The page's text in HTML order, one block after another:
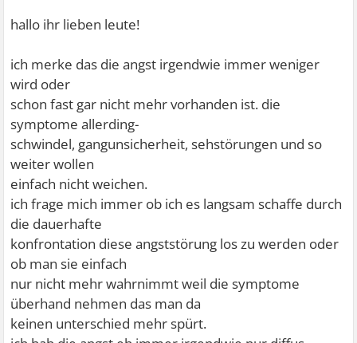
hallo ihr lieben leute!
ich merke das die angst irgendwie immer weniger
wird oder
schon fast gar nicht mehr vorhanden ist. die
symptome allerding-
schwindel, gangunsicherheit, sehstörungen und so
weiter wollen
einfach nicht weichen.
ich frage mich immer ob ich es langsam schaffe durch
die dauerhafte
konfrontation diese angststörung los zu werden oder
ob man sie einfach
nur nicht mehr wahrnimmt weil die symptome
überhand nehmen das man da
keinen unterschied mehr spürt.